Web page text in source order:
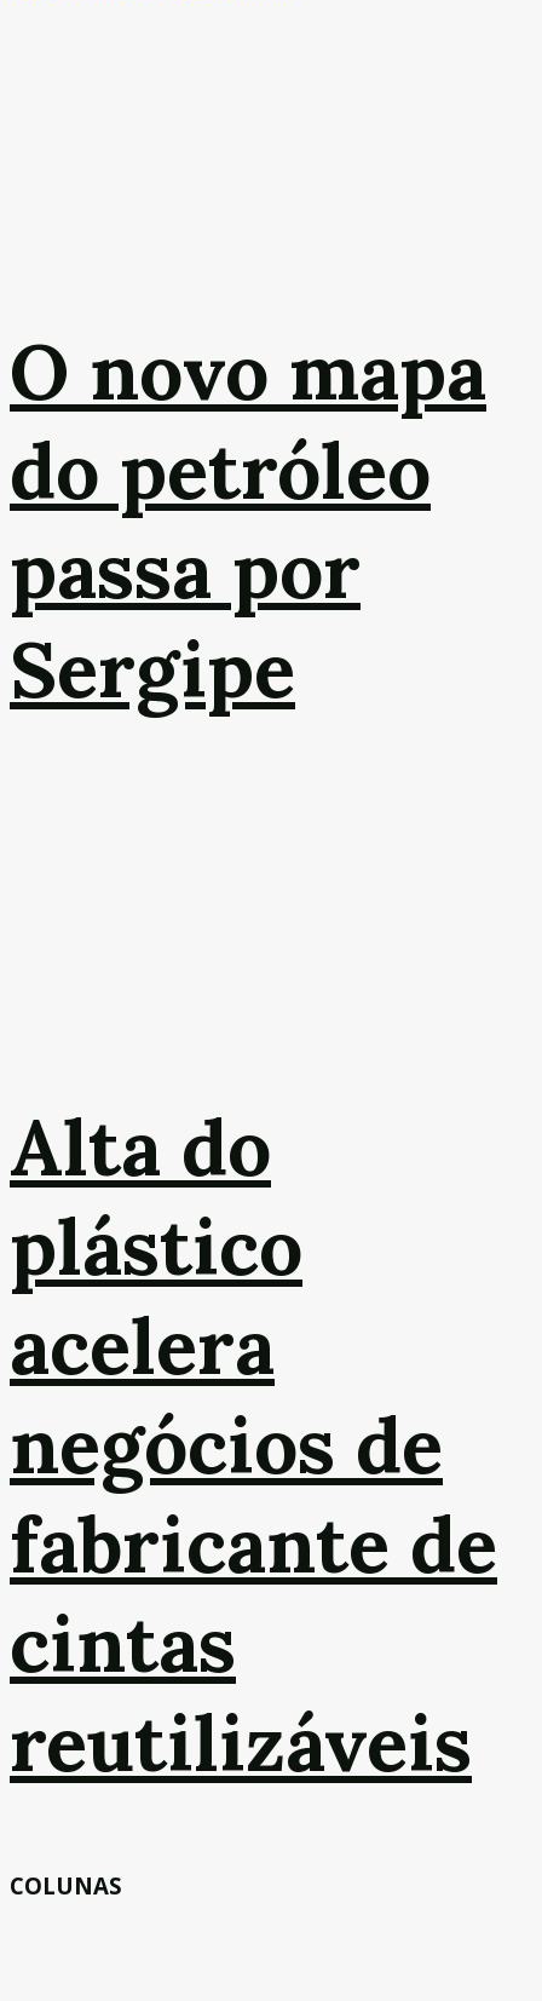
O novo mapa
do petróleo
passa por
Sergipe
Alta do
plástico
acelera
negócios de
fabricante de
cintas
reutilizáveis
COLUNAS